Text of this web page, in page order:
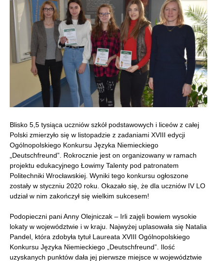
Blisko 5,5 tysiąca uczniów szkół podstawowych i liceów z całej
Polski zmierzyło się w listopadzie z zadaniami XVIII edycji
Ogólnopolskiego Konkursu Języka Niemieckiego
„Deutschfreund”. Rokrocznie jest on organizowany w ramach
projektu edukacyjnego Łowimy Talenty pod patronatem
Politechniki Wrocławskiej. Wyniki tego konkursu ogłoszone
zostały w styczniu 2020 roku. Okazało się, że dla uczniów IV LO
udział w nim zakończył się wielkim sukcesem!
Podopieczni pani Anny Olejniczak – Irli zajęli bowiem wysokie
lokaty w województwie i w kraju. Najwyżej uplasowała się Natalia
Pandel, która zdobyła tytuł Laureata XVIII Ogólnopolskiego
Konkursu Języka Niemieckiego „Deutschfreund”. Ilość
uzyskanych punktów dała jej pierwsze miejsce w województwie